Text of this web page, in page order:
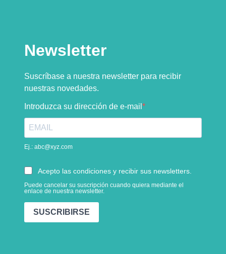
Newsletter
Suscríbase a nuestra newsletter para recibir
nuestras novedades.
Introduzca su dirección de e-mail
Ej.: abc@xyz.com
Acepto las condiciones y recibir sus newsletters.
Puede cancelar su suscripción cuando quiera mediante el
enlace de nuestra newsletter.
SUSCRIBIRSE